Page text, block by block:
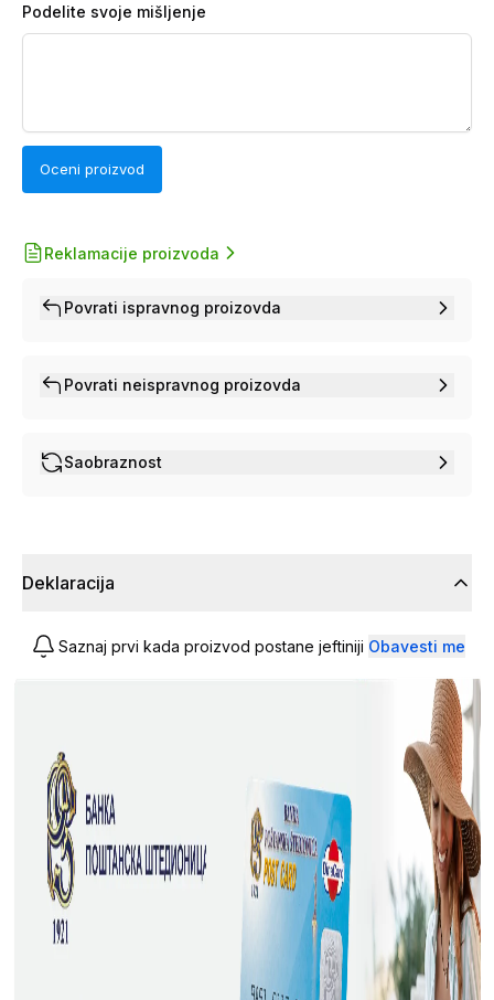
Podelite svoje mišljenje
Oceni proizvod
Reklamacije proizvoda
Povrati ispravnog proizovda
Povrati neispravnog proizovda
Saobraznost
Deklaracija
Saznaj prvi kada proizvod postane jeftiniji Obavesti me